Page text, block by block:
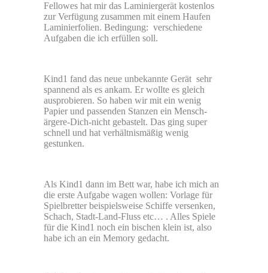
Fellowes hat mir das Laminiergerät kostenlos
zur Verfügung zusammen mit einem Haufen
Laminierfolien. Bedingung: verschiedene
Aufgaben die ich erfüllen soll.
Kind1 fand das neue unbekannte Gerät sehr
spannend als es ankam. Er wollte es gleich
ausprobieren. So haben wir mit ein wenig
Papier und passenden Stanzen ein Mensch-
ärgere-Dich-nicht gebastelt. Das ging super
schnell und hat verhältnismäßig wenig
gestunken.
Als Kind1 dann im Bett war, habe ich mich an
die erste Aufgabe wagen wollen: Vorlage für
Spielbretter beispielsweise Schiffe versenken,
Schach, Stadt-Land-Fluss etc… . Alles Spiele
für die Kind1 noch ein bischen klein ist, also
habe ich an ein Memory gedacht.